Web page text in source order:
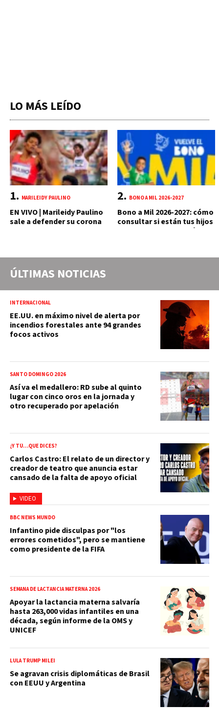
LO MÁS LEÍDO
MARILEIDY PAULINO
EN VIVO | Marileidy Paulino
sale a defender su corona
BONO A MIL 2026-2027
Bono a Mil 2026-2027: cómo
consultar si están tus hijos
e hijas en la lista y cuándo
ÚLTIMAS NOTICIAS
INTERNACIONAL
EE.UU. en máximo nivel de alerta por
incendios forestales ante 94 grandes
focos activos
SANTO DOMINGO 2026
Así va el medallero: RD sube al quinto
lugar con cinco oros en la jornada y
otro recuperado por apelación
VIDEO
¿Y TÚ…QUE DICES?
Carlos Castro: El relato de un director y
creador de teatro que anuncia estar
cansado de la falta de apoyo oficial
BBC NEWS MUNDO
Infantino pide disculpas por "los
errores cometidos", pero se mantiene
como presidente de la FIFA
SEMANA DE LACTANCIA MATERNA 2026
Apoyar la lactancia materna salvaría
hasta 263,000 vidas infantiles en una
década, según informe de la OMS y
UNICEF
LULA TRUMP MILEI
Se agravan crisis diplomáticas de Brasil
con EEUU y Argentina